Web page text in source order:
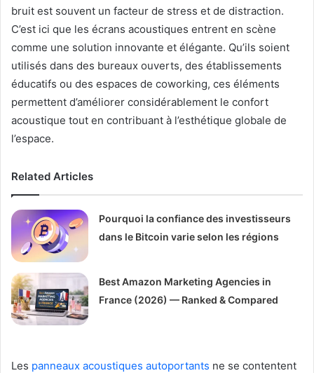
bruit est souvent un facteur de stress et de distraction.
C’est ici que les écrans acoustiques entrent en scène
comme une solution innovante et élégante. Qu’ils soient
utilisés dans des bureaux ouverts, des établissements
éducatifs ou des espaces de coworking, ces éléments
permettent d’améliorer considérablement le confort
acoustique tout en contribuant à l’esthétique globale de
l’espace.
Related Articles
Pourquoi la confiance des investisseurs
dans le Bitcoin varie selon les régions
Best Amazon Marketing Agencies in
France (2026) — Ranked & Compared
Les panneaux acoustiques autoportants ne se contentent